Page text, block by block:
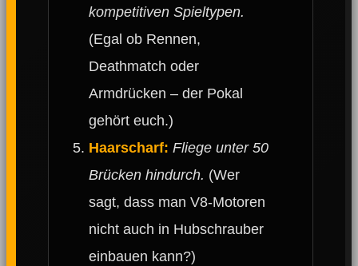
kompetitiven Spieltypen.
(Egal ob Rennen,
Deathmatch oder
Armdrücken – der Pokal
gehört euch.)
Haarscharf: Fliege unter 50
Brücken hindurch. (Wer
sagt, dass man V8-Motoren
nicht auch in Hubschrauber
einbauen kann?)